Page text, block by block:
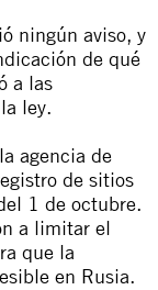
ningún aviso, y
de qué
a las
ley.
agencia de
de sitios
1 de octubre.
a limitar el
que la
en Rusia.